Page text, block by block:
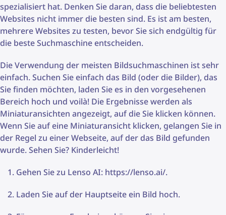
spezialisiert hat. Denken Sie daran, dass die beliebtesten
Websites nicht immer die besten sind. Es ist am besten,
mehrere Websites zu testen, bevor Sie sich endgültig für
die beste Suchmaschine entscheiden.
Die Verwendung der meisten Bildsuchmaschinen ist sehr
einfach. Suchen Sie einfach das Bild (oder die Bilder), das
Sie finden möchten, laden Sie es in den vorgesehenen
Bereich hoch und voilà! Die Ergebnisse werden als
Miniaturansichten angezeigt, auf die Sie klicken können.
Wenn Sie auf eine Miniaturansicht klicken, gelangen Sie in
der Regel zu einer Webseite, auf der das Bild gefunden
wurde. Sehen Sie? Kinderleicht!
Gehen Sie zu Lenso AI: https://lenso.ai/.
Laden Sie auf der Hauptseite ein Bild hoch.